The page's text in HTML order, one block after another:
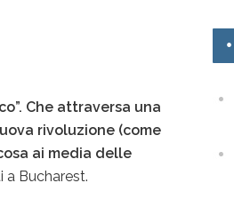
Che attraversa una
rivoluzione (come
ai media delle
a Bucharest.